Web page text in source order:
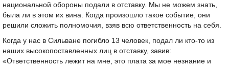
национальной обороны подали в отставку. Мы не можем знать,
была ли в этом их вина. Когда произошло такое событие, они
решили сложить полномочия, взяв всю ответственность на себя.
Когда у нас в Сильване погибло 13 человек, подал ли кто-то из
наших высокопоставленных лиц в отставку, завив:
«Ответственность лежит на мне, это плата за мое незнание и